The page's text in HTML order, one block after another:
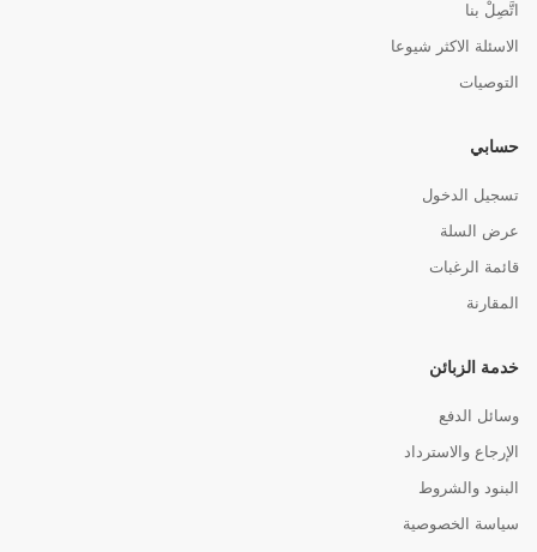
اتَّصِلْ بنا
الاسئلة الاكثر شيوعا
التوصيات
حسابي
تسجيل الدخول
عرض السلة
قائمة الرغبات
المقارنة
خدمة الزبائن
وسائل الدفع
الإرجاع والاسترداد
البنود والشروط
سياسة الخصوصية